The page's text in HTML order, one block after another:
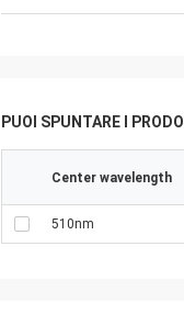
PUOI SPUNTARE I
Center wavelength
510nm